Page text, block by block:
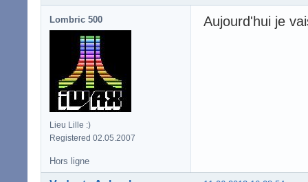
Lombric 500
Lieu Lille :)
Registered 02.05.2007
Aujourd'hui je
Hors ligne